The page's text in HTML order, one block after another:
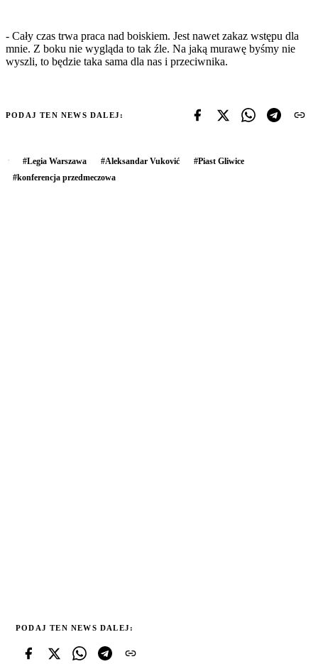
- Cały czas trwa praca nad boiskiem. Jest nawet zakaz wstępu dla
mnie. Z boku nie wygląda to tak źle. Na jaką murawę byśmy nie
wyszli, to będzie taka sama dla nas i przeciwnika.
PODAJ TEN NEWS DALEJ:
#Legia Warszawa #Aleksandar Vuković #Piast Gliwice
#konferencja przedmeczowa
PODAJ TEN NEWS DALEJ: